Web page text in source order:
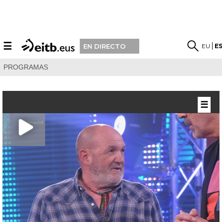
☰ EN DIRECTO EU
PROGRAMAS
☰